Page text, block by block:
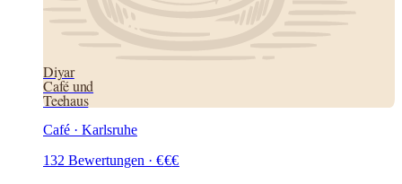
Diyar
Café und
Teehaus
Café · Karlsruhe
132 Bewertungen · €€€